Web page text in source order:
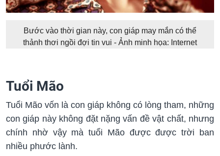
Bước vào thời gian này, con giáp may mắn có thể
thảnh thơi ngồi đợi tin vui - Ảnh minh họa: Internet
Tuổi Mão
Tuổi Mão vốn là con giáp không có lòng tham, những
con giáp này không đặt nặng vấn đề vật chất, nhưng
chính nhờ vậy mà tuổi Mão được được trời ban
nhiều phước lành.